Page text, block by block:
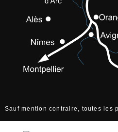
Sauf mention contraire, toutes les